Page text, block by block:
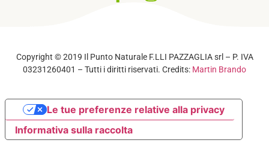
Copyright © 2019 Il Punto Naturale F.LLI PAZZAGLIA srl – P. IVA
03231260401 – Tutti i diritti riservati. Credits: Martin Brando
Informativa sulla raccolta
Le tue preferenze relative alla privacy